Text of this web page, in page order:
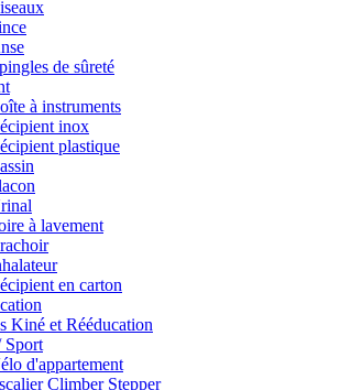
de sûreté
à instruments
inox
plastique
à lavement
en carton
Kiné et Rééducation
Sport
d'appartement
Climber Stepper